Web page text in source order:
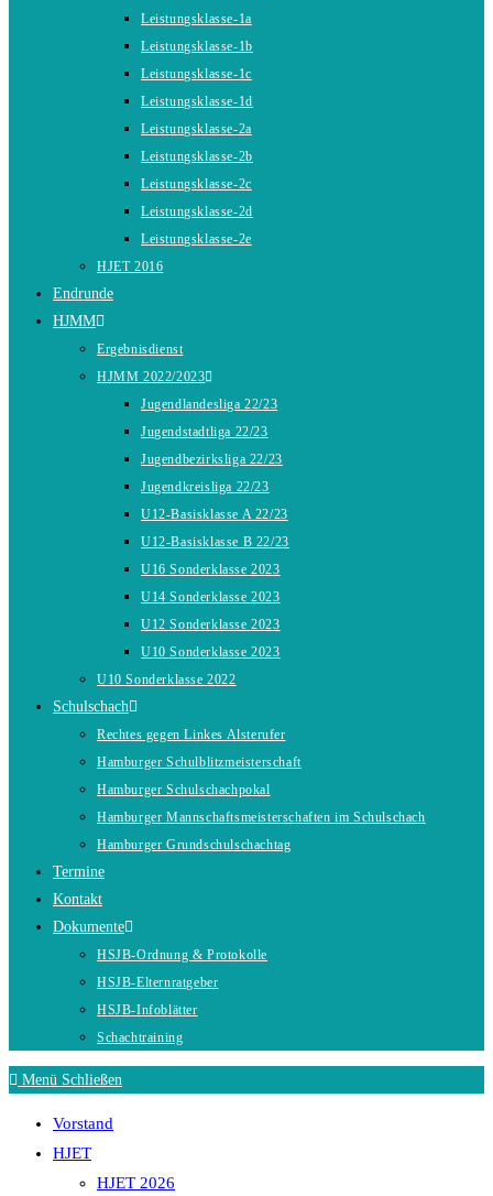
Leistungsklasse-1a
Leistungsklasse-1b
Leistungsklasse-1c
Leistungsklasse-1d
Leistungsklasse-2a
Leistungsklasse-2b
Leistungsklasse-2c
Leistungsklasse-2d
Leistungsklasse-2e
HJET 2016
Endrunde
HJMM
Ergebnisdienst
HJMM 2022/2023
Jugendlandesliga 22/23
Jugendstadtliga 22/23
Jugendbezirksliga 22/23
Jugendkreisliga 22/23
U12-Basisklasse A 22/23
U12-Basisklasse B 22/23
U16 Sonderklasse 2023
U14 Sonderklasse 2023
U12 Sonderklasse 2023
U10 Sonderklasse 2023
U10 Sonderklasse 2022
Schulschach
Rechtes gegen Linkes Alsterufer
Hamburger Schulblitzmeisterschaft
Hamburger Schulschachpokal
Hamburger Mannschaftsmeisterschaften im Schulschach
Hamburger Grundschulschachtag
Termine
Kontakt
Dokumente
HSJB-Ordnung & Protokolle
HSJB-Elternratgeber
HSJB-Infoblätter
Schachtraining
Menü Schließen
Vorstand
HJET
HJET 2026